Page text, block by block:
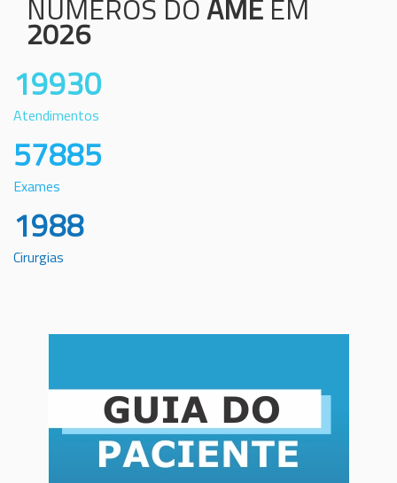
NÚMEROS DOAME EM
2026
19930
Atendimentos
57885
Exames
1988
Cirurgias